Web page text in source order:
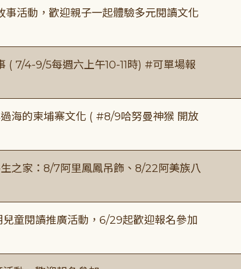
事活動，歡迎親子一起體驗多元閱讀文化
( 7/4-9/5每週六上午10-11時) #可單場報
海的柬埔寨文化 ( #8/9哈努曼神猴 開放
之家：8/7阿里鳳鳳吊飾、8/22阿美族八
兒童閱讀推廣活動，6/29起歡迎報名參加